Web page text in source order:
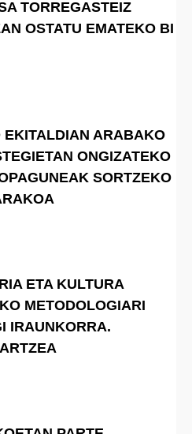
TORREGASTEIZ
OSTATU EMATEKO BI
ARABAKO
ONGIZATEKO
SORTZEKO
ETA KULTURA
METODOLOGIARI
IRAUNKORRA.